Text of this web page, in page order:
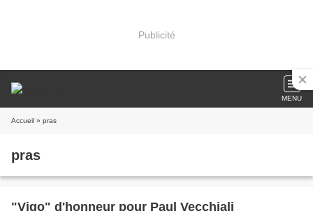
Publicité
MENU
Accueil » pras
pras
"Vigo" d'honneur pour Paul Vecchiali